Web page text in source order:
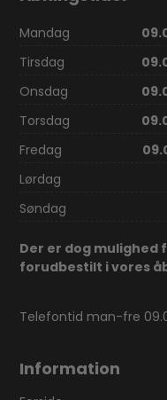
Mandag
Tirsdag
Onsdag
Torsdag
Fredag
Lørdag
Søndag
Der er dog
forudbestilt i vores
Telefontid man-fre
Information